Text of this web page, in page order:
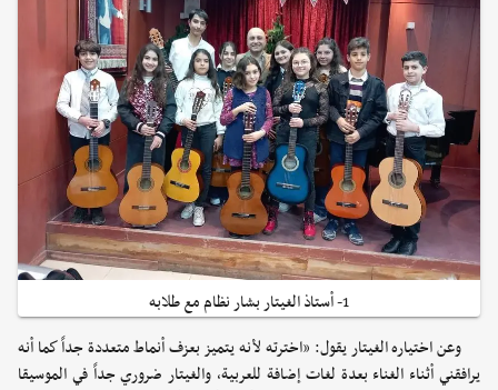
1- أستاذ الغيتار بشار نظام مع طلابه
وعن اختياره الغيتار يقول: «اخترته لأنه يتميز بعزف أنماط متعددة جداً كما أنه
يرافقني أثناء الغناء بعدة لغات إضافة للعربية، والغيتار ضروري جداً في الموسيقا